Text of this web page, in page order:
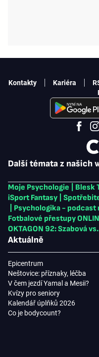
Další témata z našich
Moje Psychologie Blesk
iSport Fantasy
Psychologika -
Fotbalové přestupy
OKTAGON 92: Szabová
Aktuálně
Epicentrum
Neštovice: příznaky, léčba
V čem jezdí Yamal a Mesii?
Kvízy pro seniory
Kalendář úplňků 2026
Co je bodycount?
Kontakty Kariéra